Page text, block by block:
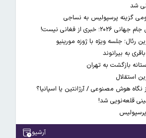
شد
گزینه پرسپولیس به نساجی
از فغانی نیست!
جلسه ویژه با ژوزه مورینیو
به بیرانوند
بازگشت به تهران
استقلال
قلعه‌نویی شد!
آرشیو